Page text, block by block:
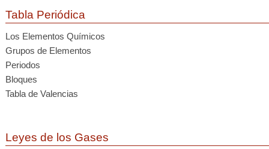
Tabla Periódica
Los Elementos Químicos
Grupos de Elementos
Periodos
Bloques
Tabla de Valencias
Leyes de los Gases